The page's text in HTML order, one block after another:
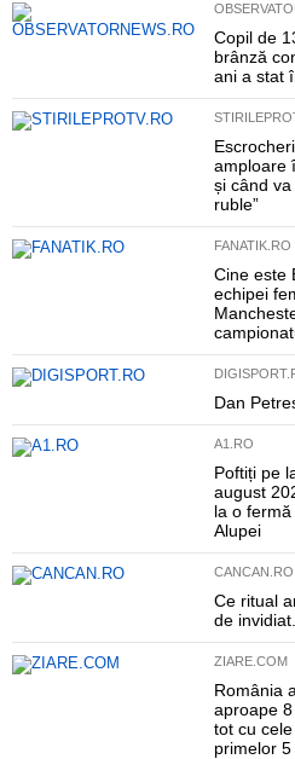
Copil de
brânză
ani a stat
amploare
și când
ruble”
FANATIK.RO
Cine este
echipei
Dan
A1.RO
Poftiți pe
august
la o
Alupei
CANCAN.RO
Ce ritual
de
ZIARE.COM
România
aproape
tot cu
primelor 5